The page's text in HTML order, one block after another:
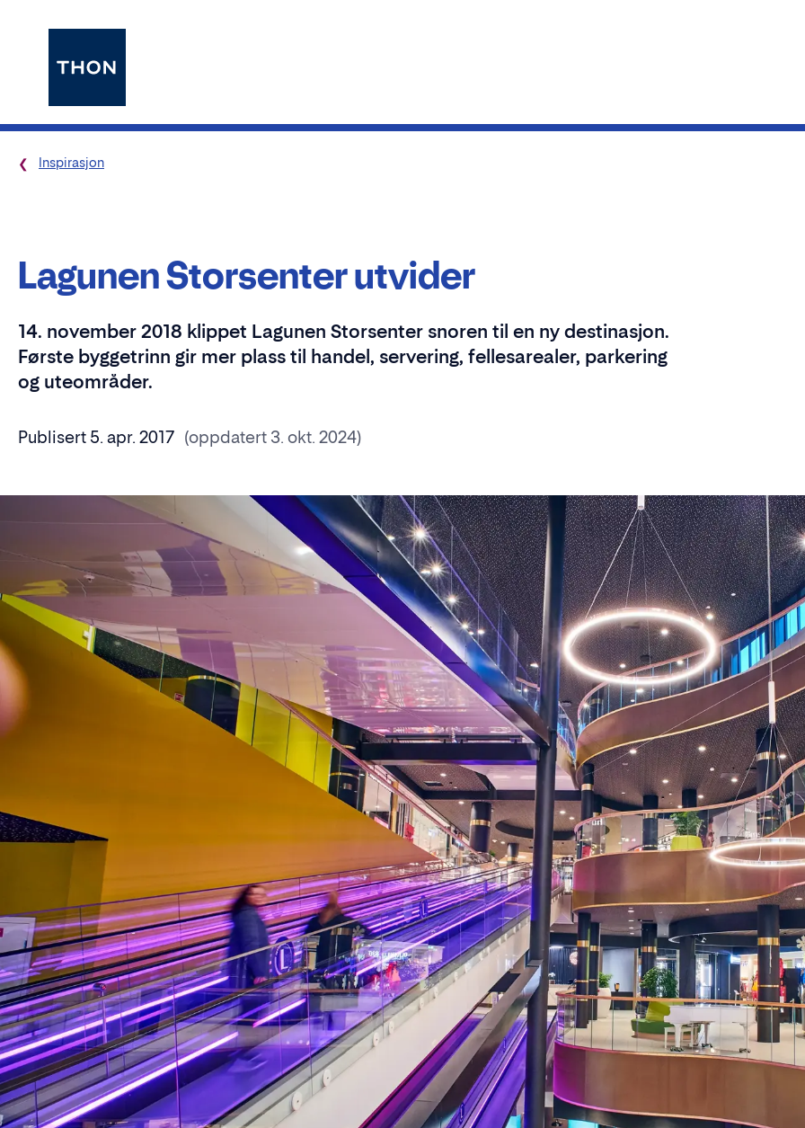
Inspirasjon
Lagunen Storsenter utvider
14. november 2018 klippet Lagunen Storsenter snoren til en ny destinasjon.
Første byggetrinn gir mer plass til handel, servering, fellesarealer, parkering
og uteområder.
Publisert 5. apr. 2017 (oppdatert 3. okt. 2024)